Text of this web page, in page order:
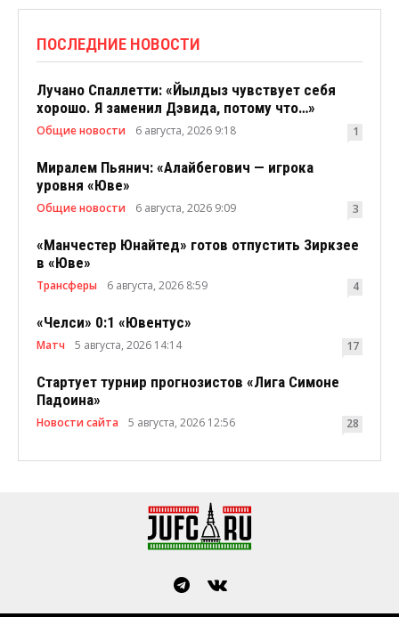
ПОСЛЕДНИЕ НОВОСТИ
Лучано Спаллетти: «Йылдыз чувствует себя
хорошо. Я заменил Дэвида, потому что…»
Общие новости 6 августа, 2026 9:18 1
Миралем Пьянич: «Алайбегович — игрока
уровня «Юве»
Общие новости 6 августа, 2026 9:09 3
«Манчестер Юнайтед» готов отпустить Зиркзее
в «Юве»
Трансферы 6 августа, 2026 8:59 4
«Челси» 0:1 «Ювентус»
Матч 5 августа, 2026 14:14 17
Стартует турнир прогнозистов «Лига Симоне
Падоина»
Новости сайта 5 августа, 2026 12:56 28